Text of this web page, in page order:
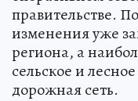
правительстве.
изменения уже
региона, а
сельское и
дорожная сеть.